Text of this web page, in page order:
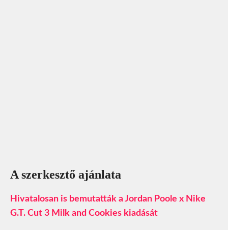
A szerkesztő ajánlata
Hivatalosan is bemutatták a Jordan Poole x Nike
G.T. Cut 3 Milk and Cookies kiadását